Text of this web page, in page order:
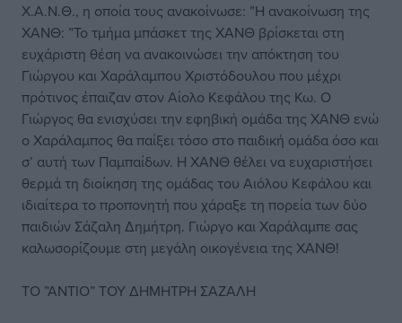
Χ.Α.Ν.Θ., η οποία τους ανακοίνωσε: ”Η ανακοίνωση της
ΧΑΝΘ: ”Το τμήμα μπάσκετ της ΧΑΝΘ βρίσκεται στη
ευχάριστη θέση να ανακοινώσει την απόκτηση του
Γιώργου και Χαράλαμπου Χριστόδουλου που μέχρι
πρότινος έπαιζαν στον Αίολο Κεφάλου της Κω. Ο
Γιώργος θα ενισχύσει την εφηβική ομάδα της ΧΑΝΘ ενώ
ο Χαράλαμπος θα παίξει τόσο στο παιδική ομάδα όσο και
σ’ αυτή των Παμπαίδων. Η ΧΑΝΘ θέλει να ευχαριστήσει
θερμά τη διοίκηση της ομάδας του Αιόλου Κεφάλου και
ιδιαίτερα το προπονητή που χάραξε τη πορεία των δύο
παιδιών Σάζαλη Δημήτρη. Γιώργο και Χαράλαμπε σας
καλωσορίζουμε στη μεγάλη οικογένεια της ΧΑΝΘ!
ΤΟ ”ΑΝΤΙΟ” ΤΟΥ ΔΗΜΗΤΡΗ ΣΑΖΑΛΗ